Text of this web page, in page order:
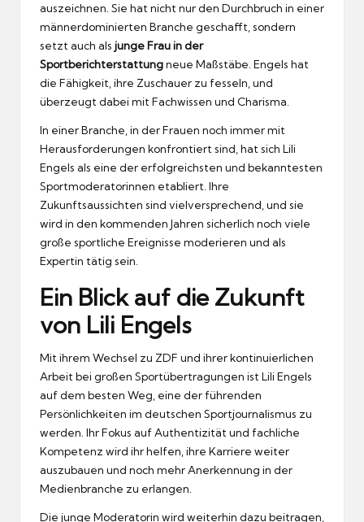
auszeichnen. Sie hat nicht nur den Durchbruch in einer
männerdominierten Branche geschafft, sondern
setzt auch als junge Frau in der
Sportberichterstattungneue Maßstäbe. Engels hat
die Fähigkeit, ihre Zuschauer zu fesseln, und
überzeugt dabei mit Fachwissen und Charisma.
In einer Branche, in der Frauen noch immer mit
Herausforderungen konfrontiert sind, hat sich Lili
Engels als eine der erfolgreichsten und bekanntesten
Sportmoderatorinnen etabliert. Ihre
Zukunftsaussichten sind vielversprechend, und sie
wird in den kommenden Jahren sicherlich noch viele
große sportliche Ereignisse moderieren und als
Expertin tätig sein.
Ein Blick auf die Zukunft
von Lili Engels
Mit ihrem Wechsel zu ZDF und ihrer kontinuierlichen
Arbeit bei großen Sportübertragungen ist Lili Engels
auf dem besten Weg, eine der führenden
Persönlichkeiten im deutschen Sportjournalismus zu
werden. Ihr Fokus auf Authentizität und fachliche
Kompetenz wird ihr helfen, ihre Karriere weiter
auszubauen und noch mehr Anerkennung in der
Medienbranche zu erlangen.
Die junge Moderatorin wird weiterhin dazu beitragen,